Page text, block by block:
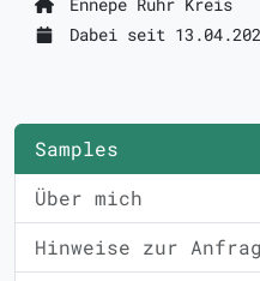
Dabei seit
Samples
Über mich
Hinweise zur